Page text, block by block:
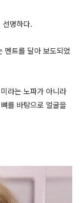
선명하다.
멘트를 달아 보도되었
라는 노파가 아니라
를 바탕으로 얼굴을